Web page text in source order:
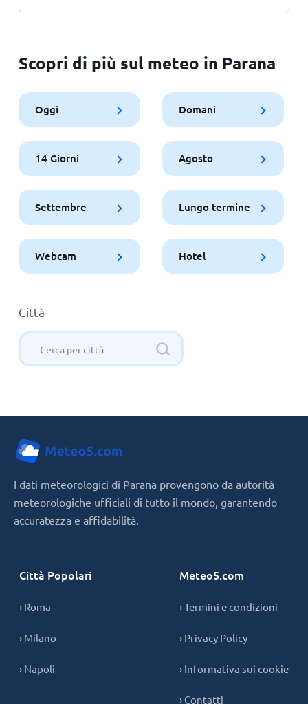
Scopri di più sul meteo in Parana
Oggi Domani
14 Giorni Agosto
Settembre Lungo termine
Webcam Hotel
Città
I dati meteorologici di Parana provengono da autorità
meteorologiche ufficiali di tutto il mondo, garantendo
accuratezza e affidabilità.
Città Popolari
› Roma
› Milano
› Napoli
Meteo5.com
› Termini e condizioni
› Privacy Policy
› Informativa sui cookie
› Contatti